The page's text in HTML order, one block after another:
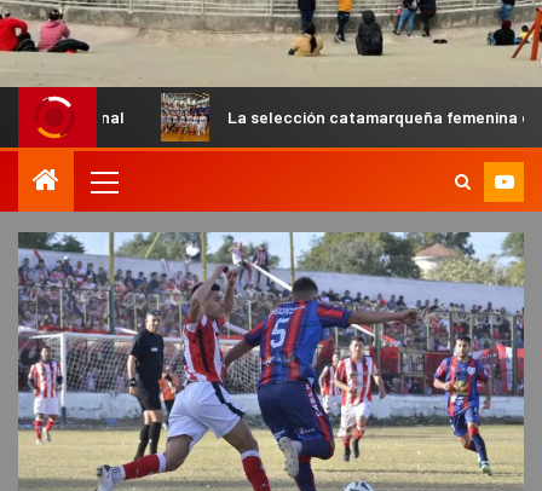
La selección catamarqueña femenina de básquet U13